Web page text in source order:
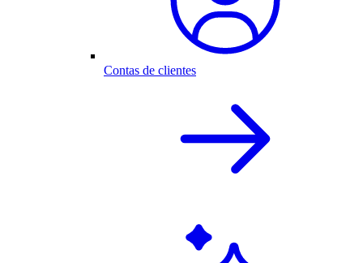
Contas de clientes